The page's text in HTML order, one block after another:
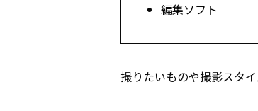
編集ソフト
撮りたいものや撮影スタ